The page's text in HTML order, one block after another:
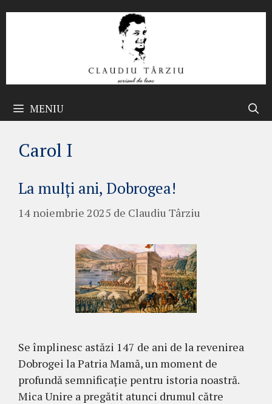
MENIU
Carol I
La mulți ani, Dobrogea!
14 noiembrie 2025 de Claudiu Târziu
Se împlinesc astăzi 147 de ani de la revenirea
Dobrogei la Patria Mamă, un moment de
profundă semnificație pentru istoria noastră.
Mica Unire a pregătit atunci drumul către